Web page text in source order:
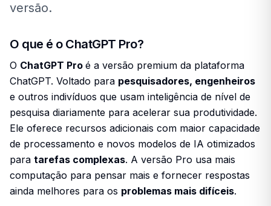
versão.
O que é o ChatGPT Pro?
O ChatGPT Pro é a versão premium da plataforma
ChatGPT. Voltado para pesquisadores, engenheiros
e outros indivíduos que usam inteligência de nível de
pesquisa diariamente para acelerar sua produtividade.
Ele oferece recursos adicionais com maior capacidade
de processamento e novos modelos de IA otimizados
para tarefas complexas. A versão Pro usa mais
computação para pensar mais e fornecer respostas
ainda melhores para os problemas mais difíceis.